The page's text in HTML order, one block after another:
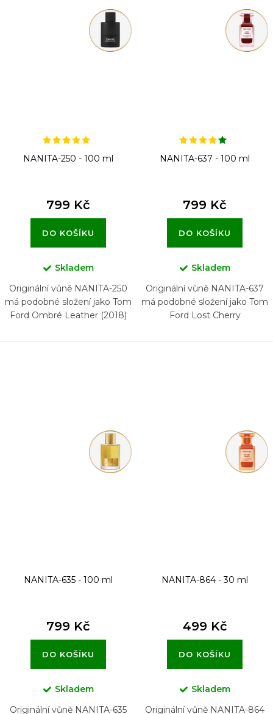
NANITA-250 - 100 ml
799 Kč
DO KOŠÍKU
Skladem
Originální vůně NANITA-250
má podobné složení jako Tom
Ford Ombré Leather (2018)
NANITA-637 - 100 ml
799 Kč
DO KOŠÍKU
Skladem
Originální vůně NANITA-637
má podobné složení jako Tom
Ford Lost Cherry
NANITA-635 - 100 ml
799 Kč
DO KOŠÍKU
Skladem
Originální vůně NANITA-635
NANITA-864 - 30 ml
499 Kč
DO KOŠÍKU
Skladem
Originální vůně NANITA-864